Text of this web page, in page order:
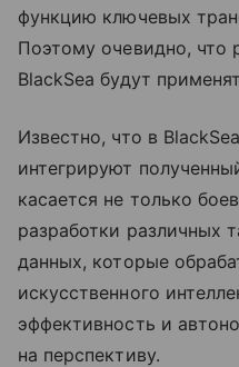
функцию ключевых
Поэтому очевидно, что
BlackSea будут
Известно, что в
интегрируют
касается не только
разработки различных
данных, которые
искусственного
эффективность и
на перспективу.